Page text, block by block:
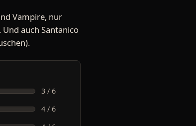
Vampire, nur
auch Santanico
3 / 6
4 / 6